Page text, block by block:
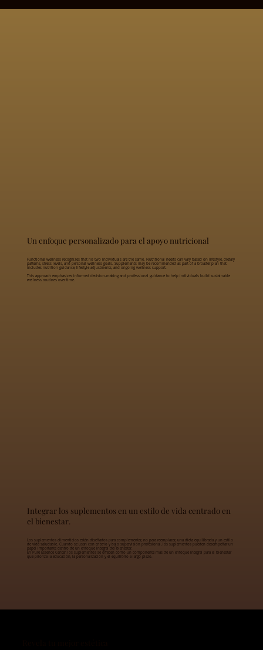
Un enfoque personalizado para el apoyo nutricional
Functional wellness recognizes that no two individuals are the same. Nutritional needs can vary based on lifestyle, dietary
patterns, stress levels, and personal wellness goals. Supplements may be recommended as part of a broader plan that
includes nutrition guidance, lifestyle adjustments, and ongoing wellness support.
This approach emphasizes informed decision-making and professional guidance to help individuals build sustainable
wellness routines over time.
Integrar los suplementos en un estilo de vida centrado en
el bienestar.
Los suplementos alimenticios están diseñados para complementar, no para reemplazar, una dieta equilibrada y un estilo
de vida saludable. Cuando se usan con criterio y bajo supervisión profesional, los suplementos pueden desempeñar un
papel importante dentro de un enfoque integral del bienestar.
En Pure Essence Center, los suplementos se ofrecen como un componente más de un enfoque integral para el bienestar
que prioriza la educación, la personalización y el equilibrio a largo plazo.